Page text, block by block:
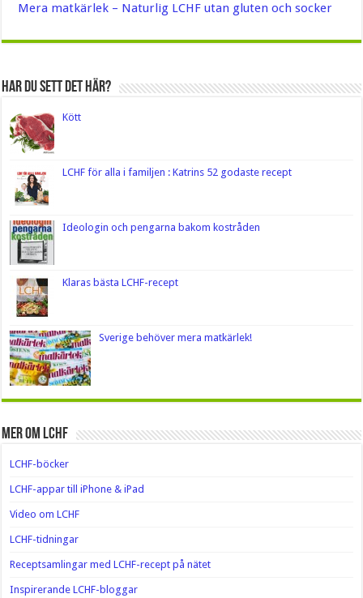
Mera matkärlek – Naturlig LCHF utan gluten och socker
Har du sett det här?
Kött
LCHF för alla i familjen : Katrins 52 godaste recept
Ideologin och pengarna bakom kostråden
Klaras bästa LCHF-recept
Sverige behöver mera matkärlek!
Mer om LCHF
LCHF-böcker
LCHF-appar till iPhone & iPad
Video om LCHF
LCHF-tidningar
Receptsamlingar med LCHF-recept på nätet
Inspirerande LCHF-bloggar